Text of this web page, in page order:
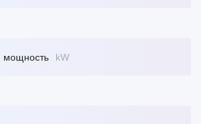
мощность kW